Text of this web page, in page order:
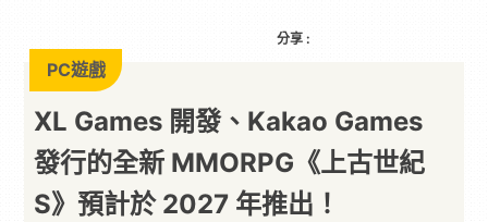
分享 :
PC遊戲
XL Games 開發、Kakao Games
發行的全新 MMORPG《上古世紀
S》預計於 2027 年推出！